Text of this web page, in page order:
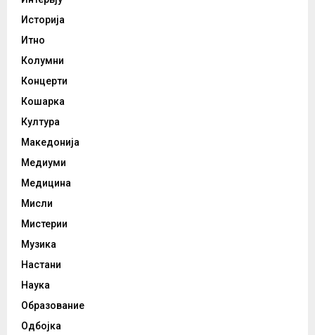
Историја
Итно
Колумни
Концерти
Кошарка
Култура
Македонија
Медиуми
Медицина
Мисли
Мистерии
Музика
Настани
Наука
Образование
Одбојка